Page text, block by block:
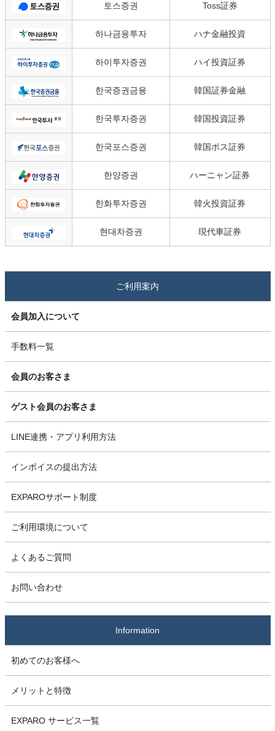
토스증권 Toss証券
하나금융투자 ハナ金融投資
하이투자증권 ハイ投資証券
한국증권금융 韓国証券金融
한국투자증권 韓国投資証券
한국포스증권 韓国ポス証券
한양증권 ハーニャン証券
한화투자증권 韓火投資証券
현대차증권 現代車証券
ご利用案内
会員加入について
手数料一覧
会員のお客さま
ゲスト会員のお客さま
LINE連携・アプリ利用方法
インボイスの提出方法
EXPAROサポート制度
ご利用環境について
よくあるご質問
お問い合わせ
Information
初めてのお客様へ
メリットと特徴
EXPARO サービス一覧